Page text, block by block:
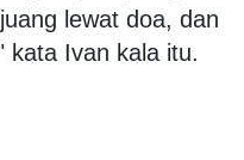
lewat doa, dan
kata Ivan kala itu.